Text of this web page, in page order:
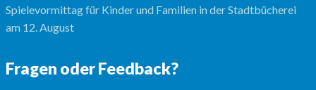
Spielevormittag für Kinder und Familien in der Stadtbücherei
am 12. August
Fragen oder Feedback?